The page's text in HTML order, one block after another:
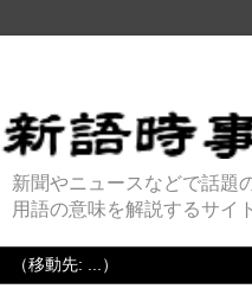
新聞やニュースなどで話題
用語の意味を解説するサイ